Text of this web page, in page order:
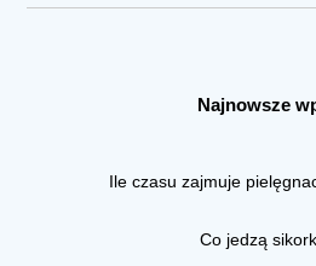
Najnowsze
Ile czasu zajmuje
Co jedzą